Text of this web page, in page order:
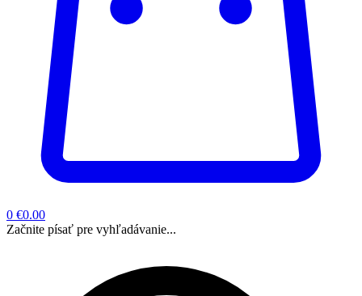
0 €0.00
Začnite písať pre vyhľadávanie...